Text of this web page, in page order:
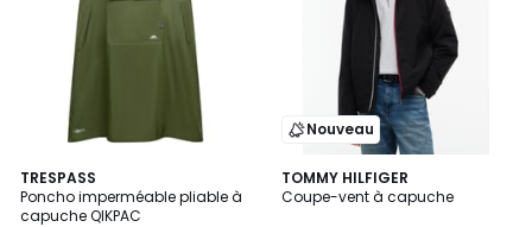
TRESPASS
Poncho imperméable pliable à
capuche QIKPAC
2
Couleurs
Nouveau
TOMMY HILFIGER
Coupe-vent à capuche
2
Couleurs